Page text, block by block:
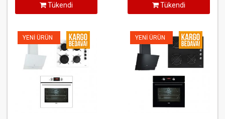
Tükendi Tükendi
YENI ÜRÜN YENI ÜRÜN